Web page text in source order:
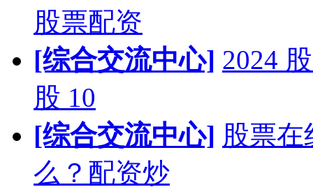
股票配资
[综合交流中心] 2024
股 10
[综合交流中心] 股票
么？配资炒